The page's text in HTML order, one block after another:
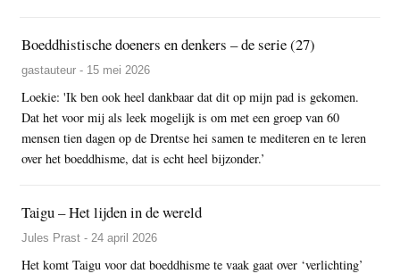
Boeddhistische doeners en denkers – de serie (27)
gastauteur - 15 mei 2026
Loekie: 'Ik ben ook heel dankbaar dat dit op mijn pad is gekomen.
Dat het voor mij als leek mogelijk is om met een groep van 60
mensen tien dagen op de Drentse hei samen te mediteren en te leren
over het boeddhisme, dat is echt heel bijzonder.’
Taigu – Het lijden in de wereld
Jules Prast - 24 april 2026
Het komt Taigu voor dat boeddhisme te vaak gaat over ‘verlichting’